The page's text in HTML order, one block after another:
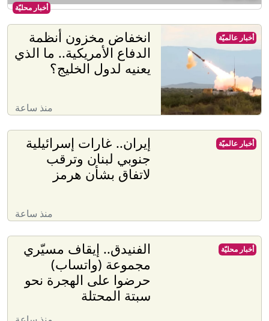
أخبار محليّة
انخفاض مخزون أنظمة
الدفاع الأمريكية.. ما الذي
يعنيه لدول الخليج؟
منذ ساعة
أخبار عالميّة
إيران.. غارات إسرائيلية
جنوبي لبنان وترقب
لاتفاق بشأن هرمز
منذ ساعة
أخبار عالميّة
الفنيدق.. إيقاف مسيّري
مجموعة (واتساب)
حرضوا على الهجرة نحو
سبتة المحتلة
أخبار محليّة